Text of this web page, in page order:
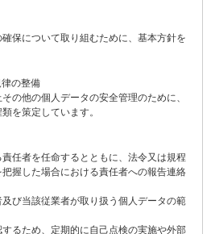
保について取り組むために、基本方針を
の整備
の他の個人データの安全管理のために、
を策定しています。
任者を任命するとともに、法令又は規程
握した場合における責任者への報告連絡
び当該従業者が取り扱う個人データの範
るため、定期的に自己点検の実施や外部